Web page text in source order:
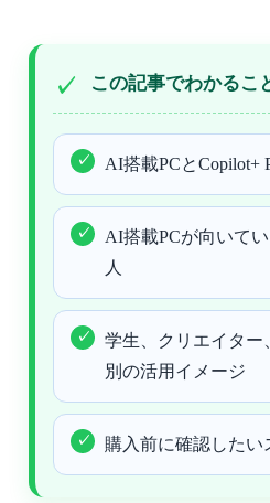
この記事でわかるこ
AI搭載PCとCopilot+
AI搭載PCが向いて
人
学生、クリエイター
別の活用イメージ
購入前に確認したい